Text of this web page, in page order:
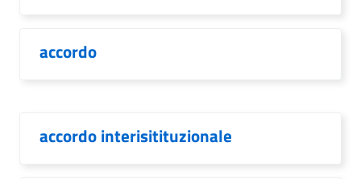
accordo
accordo interisitituzionale